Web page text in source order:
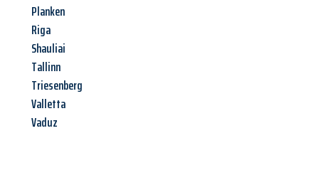
Planken
Riga
Shauliai
Tallinn
Triesenberg
Valletta
Vaduz